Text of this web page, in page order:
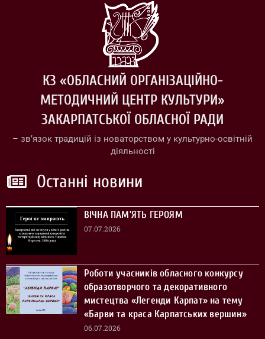
КЗ «ОБЛАСНИЙ ОРГАНІЗАЦІЙНО-
МЕТОДИЧНИЙ ЦЕНТР КУЛЬТУРИ»
ЗАКАРПАТСЬКОЇ ОБЛАСНОЇ РАДИ
– зв’язок традицій із новаторством у культурно-освітній
діяльності
Останні новини
ВІЧНА ПАМ’ЯТЬ ГЕРОЯМ
07.07.2026
Роботи учасників обласного конкурсу
образотворчого та декоративного
мистецтва «Легенди Карпат» на тему
«Барви та краса Карпатських вершин»
06.07.2026